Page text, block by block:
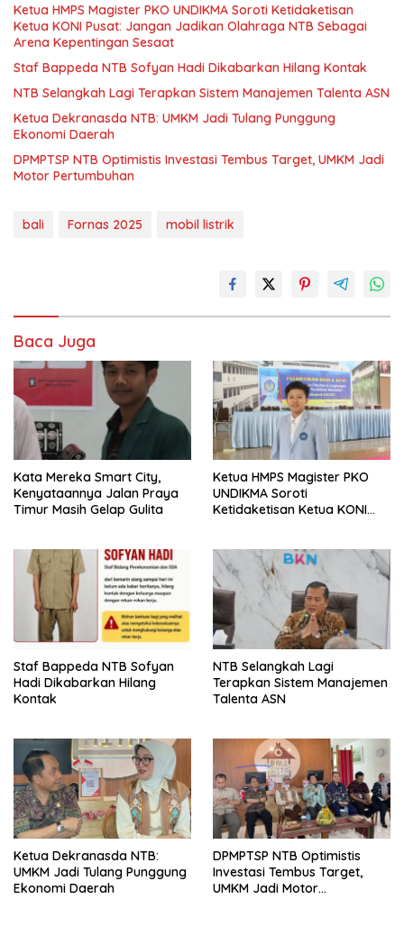
Ketua HMPS Magister PKO UNDIKMA Soroti Ketidaketisan
Ketua KONI Pusat: Jangan Jadikan Olahraga NTB Sebagai
Arena Kepentingan Sesaat
Staf Bappeda NTB Sofyan Hadi Dikabarkan Hilang Kontak
NTB Selangkah Lagi Terapkan Sistem Manajemen Talenta ASN
Ketua Dekranasda NTB: UMKM Jadi Tulang Punggung
Ekonomi Daerah
DPMPTSP NTB Optimistis Investasi Tembus Target, UMKM Jadi
Motor Pertumbuhan
bali Fornas 2025 mobil listrik
Baca Juga
Kata Mereka Smart City,
Kenyataannya Jalan Praya
Timur Masih Gelap Gulita
Ketua HMPS Magister PKO
UNDIKMA Soroti
Ketidaketisan Ketua KONI
Arena Kepentingan Sesaat
Staf Bappeda NTB Sofyan
Hadi Dikabarkan Hilang
Kontak
NTB Selangkah Lagi
Terapkan Sistem Manajemen
Talenta ASN
Ketua Dekranasda NTB:
UMKM Jadi Tulang Punggung
Ekonomi Daerah
DPMPTSP NTB Optimistis
Investasi Tembus Target,
UMKM Jadi Motor